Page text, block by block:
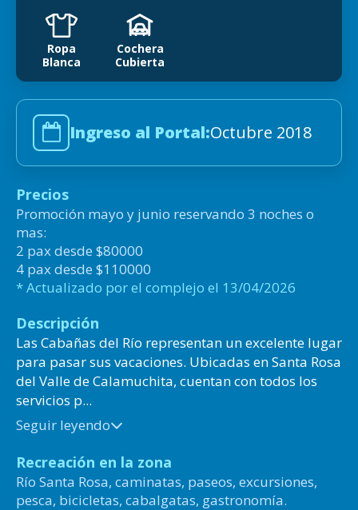
Ropa
Blanca
Cochera
Cubierta
Ingreso al Portal:Octubre 2018
Precios
Promoción mayo y junio reservando 3 noches o
mas:
2 pax desde $80000
4 pax desde $110000
* Actualizado por el complejo el 13/04/2026
Descripción
Las Cabañas del Río representan un excelente lugar
para pasar sus vacaciones. Ubicadas en Santa Rosa
del Valle de Calamuchita, cuentan con todos los
servicios p...
Seguir leyendo
Recreación en la zona
Río Santa Rosa, caminatas, paseos, excursiones,
pesca, bicicletas, cabalgatas, gastronomía.